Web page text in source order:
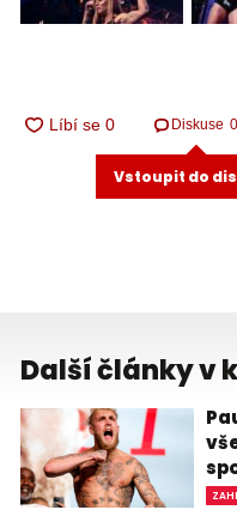
Diskuse 0
Vstoupit do
Další články v